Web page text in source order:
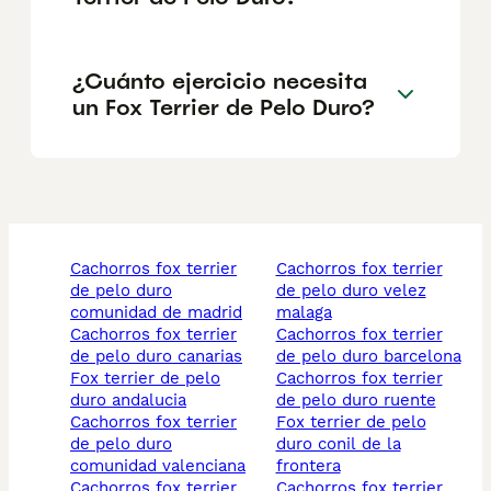
¿Cuánto ejercicio necesita
un Fox Terrier de Pelo Duro?
cachorros fox terrier
de pelo duro
comunidad de madrid
cachorros fox terrier
de pelo duro canarias
fox terrier de pelo
duro andalucia
cachorros fox terrier
de pelo duro
comunidad valenciana
cachorros fox terrier
de pelo duro velez
malaga
cachorros fox terrier
de pelo duro barcelona
cachorros fox terrier
de pelo duro ruente
fox terrier de pelo
duro conil de la
frontera